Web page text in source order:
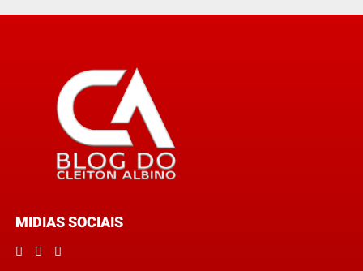
MIDIAS SOCIAIS